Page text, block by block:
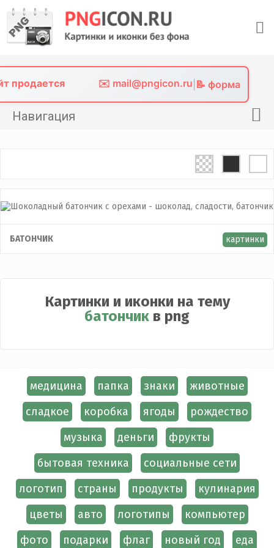
content
продается ✉️ mail@pngicon.ru 📝 форма
Навигация
Фото без фона
БАТОНЧИК картинки
Картинки и иконки на тему
батончик в png
медицина папка знаки
животные
сладкое
коробка ягоды
рождество
музыка
деньги
фрукты
бытовая техника
социальные сети
логотип
страны продукты
кулинария
цветы
авто логотипы
компьютер
фото
подарки флаг новый год еда